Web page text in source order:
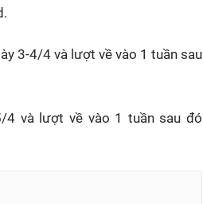
3-4/4 và lượt về vào 1 tuần sau
4 và lượt về vào 1 tuần sau đó